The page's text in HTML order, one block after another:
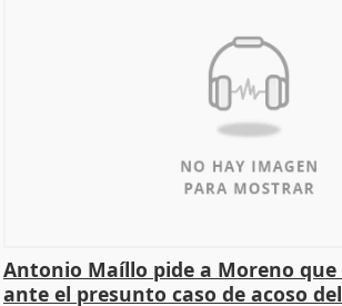
Antonio Maíllo pide a Moreno que
ante el presunto caso de acoso del